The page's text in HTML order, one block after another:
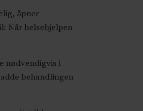
åpner
Når helsehjelpen
nødvendigvis i
behandlingen